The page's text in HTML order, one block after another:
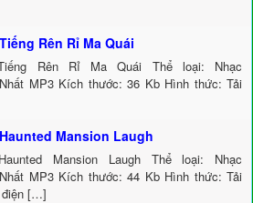
Rên Rỉ Ma Quái
Rên Rỉ Ma Quái Thể loại: Nhạc
MP3 Kích thước: 36 Kb Hình thức: Tải
Mansion Laugh
Mansion Laugh Thể loại: Nhạc
MP3 Kích thước: 44 Kb Hình thức: Tải
điện […]